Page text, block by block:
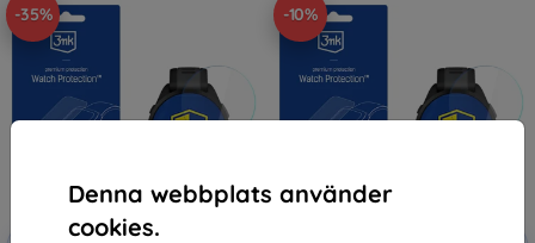
Denna webbplats använder
cookies.
-35%
Rabatt
-10%